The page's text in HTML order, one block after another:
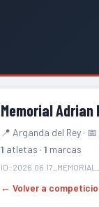
Memorial Adrian
📍 Arganda del Rey ·
1 atletas · 1 marcas
ID:
← Volver a